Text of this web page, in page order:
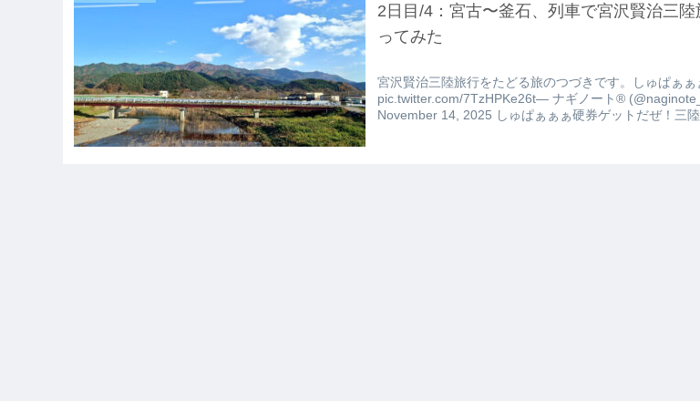
2日目/4：宮古〜釜石、列車で宮沢賢治三
ってみた
宮沢賢治三陸旅行をたどる旅のつづきです。しゅぱぁぁ
pic.twitter.com/7TzHPKe26t— ナギノート®︎
November 14, 2025 しゅぱぁぁぁ硬券ゲットだぜ！三陸